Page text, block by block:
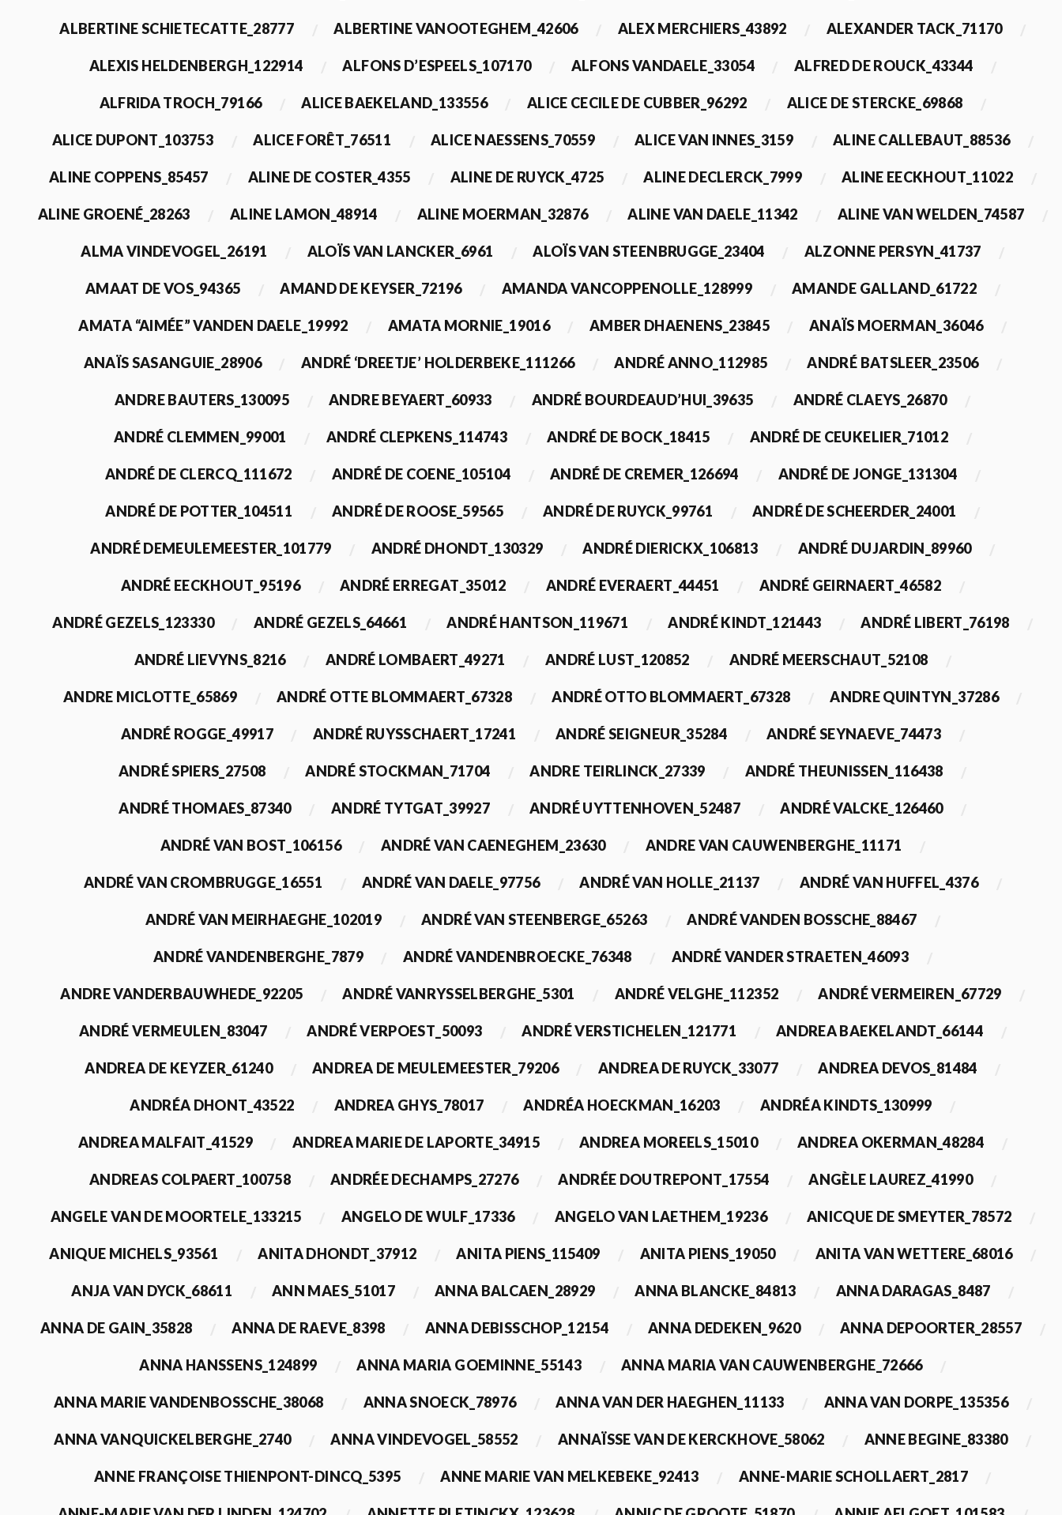
ALBERTINE SCHIETECATTE_28777 ALBERTINE VANOOTEGHEM_42606 ALEX MERCHIERS_43892 ALEXANDER TACK_71170
ALEXIS HELDENBERGH_122914 ALFONS D’ESPEELS_107170 ALFONS VANDAELE_33054 ALFRED DE ROUCK_43344
ALFRIDA TROCH_79166 ALICE BAEKELAND_133556 ALICE CECILE DE CUBBER_96292 ALICE DE STERCKE_69868
ALICE DUPONT_103753 ALICE FORÊT_76511 ALICE NAESSENS_70559 ALICE VAN INNES_3159 ALINE CALLEBAUT_88536
ALINE COPPENS_85457 ALINE DE COSTER_4355 ALINE DE RUYCK_4725 ALINE DECLERCK_7999 ALINE EECKHOUT_11022
ALINE GROENÉ_28263 ALINE LAMON_48914 ALINE MOERMAN_32876 ALINE VAN DAELE_11342 ALINE VAN WELDEN_74587
ALMA VINDEVOGEL_26191 ALOÏS VAN LANCKER_6961 ALOÏS VAN STEENBRUGGE_23404 ALZONNE PERSYN_41737
AMAAT DE VOS_94365 AMAND DE KEYSER_72196 AMANDA VANCOPPENOLLE_128999 AMANDE GALLAND_61722
AMATA “AIMÉE” VANDEN DAELE_19992 AMATA MORNIE_19016 AMBER DHAENENS_23845 ANAÏS MOERMAN_36046
ANAÏS SASANGUIE_28906 ANDRÉ ‘DREETJE’ HOLDERBEKE_111266 ANDRÉ ANNO_112985 ANDRÉ BATSLEER_23506
ANDRE BAUTERS_130095 ANDRE BEYAERT_60933 ANDRÉ BOURDEAUD’HUI_39635 ANDRÉ CLAEYS_26870
ANDRÉ CLEMMEN_99001 ANDRÉ CLEPKENS_114743 ANDRÉ DE BOCK_18415 ANDRÉ DE CEUKELIER_71012
ANDRÉ DE CLERCQ_111672 ANDRÉ DE COENE_105104 ANDRÉ DE CREMER_126694 ANDRÉ DE JONGE_131304
ANDRÉ DE POTTER_104511 ANDRÉ DE ROOSE_59565 ANDRÉ DE RUYCK_99761 ANDRÉ DE SCHEERDER_24001
ANDRÉ DEMEULEMEESTER_101779 ANDRÉ DHONDT_130329 ANDRÉ DIERICKX_106813 ANDRÉ DUJARDIN_89960
ANDRÉ EECKHOUT_95196 ANDRÉ ERREGAT_35012 ANDRÉ EVERAERT_44451 ANDRÉ GEIRNAERT_46582
ANDRÉ GEZELS_123330 ANDRÉ GEZELS_64661 ANDRÉ HANTSON_119671 ANDRÉ KINDT_121443 ANDRÉ LIBERT_76198
ANDRÉ LIEVYNS_8216 ANDRÉ LOMBAERT_49271 ANDRÉ LUST_120852 ANDRÉ MEERSCHAUT_52108
ANDRE MICLOTTE_65869 ANDRÉ OTTE BLOMMAERT_67328 ANDRÉ OTTO BLOMMAERT_67328 ANDRE QUINTYN_37286
ANDRÉ ROGGE_49917 ANDRÉ RUYSSCHAERT_17241 ANDRÉ SEIGNEUR_35284 ANDRÉ SEYNAEVE_74473
ANDRÉ SPIERS_27508 ANDRÉ STOCKMAN_71704 ANDRE TEIRLINCK_27339 ANDRÉ THEUNISSEN_116438
ANDRÉ THOMAES_87340 ANDRÉ TYTGAT_39927 ANDRÉ UYTTENHOVEN_52487 ANDRÉ VALCKE_126460
ANDRÉ VAN BOST_106156 ANDRÉ VAN CAENEGHEM_23630 ANDRE VAN CAUWENBERGHE_11171
ANDRÉ VAN CROMBRUGGE_16551 ANDRÉ VAN DAELE_97756 ANDRÉ VAN HOLLE_21137 ANDRÉ VAN HUFFEL_4376
ANDRÉ VAN MEIRHAEGHE_102019 ANDRÉ VAN STEENBERGE_65263 ANDRÉ VANDEN BOSSCHE_88467
ANDRÉ VANDENBERGHE_7879 ANDRÉ VANDENBROECKE_76348 ANDRÉ VANDER STRAETEN_46093
ANDRE VANDERBAUWHEDE_92205 ANDRÉ VANRYSSELBERGHE_5301 ANDRÉ VELGHE_112352 ANDRÉ VERMEIREN_67729
ANDRÉ VERMEULEN_83047 ANDRÉ VERPOEST_50093 ANDRÉ VERSTICHELEN_121771 ANDREA BAEKELANDT_66144
ANDREA DE KEYZER_61240 ANDREA DE MEULEMEESTER_79206 ANDREA DE RUYCK_33077 ANDREA DEVOS_81484
ANDRÉA DHONT_43522 ANDREA GHYS_78017 ANDRÉA HOECKMAN_16203 ANDRÉA KINDTS_130999
ANDREA MALFAIT_41529 ANDREA MARIE DE LAPORTE_34915 ANDREA MOREELS_15010 ANDREA OKERMAN_48284
ANDREAS COLPAERT_100758 ANDRÉE DECHAMPS_27276 ANDRÉE DOUTREPONT_17554 ANGÈLE LAUREZ_41990
ANGELE VAN DE MOORTELE_133215 ANGELO DE WULF_17336 ANGELO VAN LAETHEM_19236 ANICQUE DE SMEYTER_78572
ANIQUE MICHELS_93561 ANITA DHONDT_37912 ANITA PIENS_115409 ANITA PIENS_19050 ANITA VAN WETTERE_68016
ANJA VAN DYCK_68611 ANN MAES_51017 ANNA BALCAEN_28929 ANNA BLANCKE_84813 ANNA DARAGAS_8487
ANNA DE GAIN_35828 ANNA DE RAEVE_8398 ANNA DEBISSCHOP_12154 ANNA DEDEKEN_9620 ANNA DEPOORTER_28557
ANNA HANSSENS_124899 ANNA MARIA GOEMINNE_55143 ANNA MARIA VAN CAUWENBERGHE_72666
ANNA MARIE VANDENBOSSCHE_38068 ANNA SNOECK_78976 ANNA VAN DER HAEGHEN_11133 ANNA VAN DORPE_135356
ANNA VANQUICKELBERGHE_2740 ANNA VINDEVOGEL_58552 ANNAÏSSE VAN DE KERCKHOVE_58062 ANNE BEGINE_83380
ANNE FRANÇOISE THIENPONT-DINCQ_5395 ANNE MARIE VAN MELKEBEKE_92413 ANNE-MARIE SCHOLLAERT_2817